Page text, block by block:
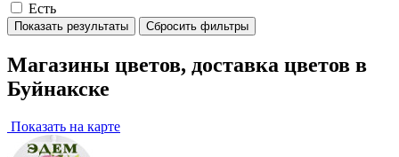
Есть
Показать результаты Сбросить фильтры
Магазины цветов, доставка цветов в
Буйнакске
Показать на карте